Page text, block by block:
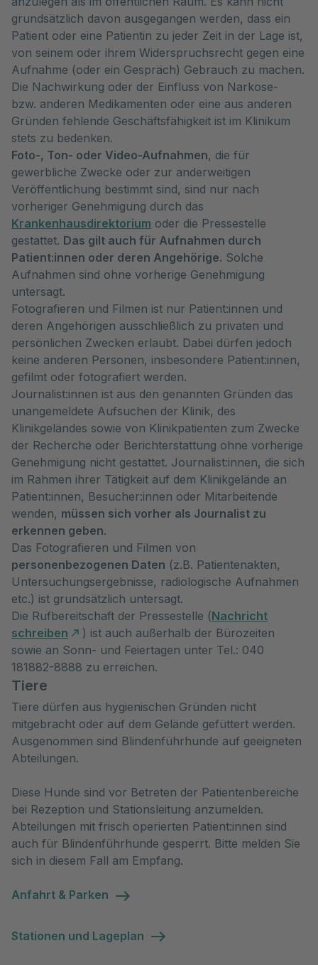
grundsätzlich davon ausgegangen werden, dass ein
Patient oder eine Patientin zu jeder Zeit in der Lage ist,
von seinem oder ihrem Widerspruchsrecht gegen eine
Aufnahme (oder ein Gespräch) Gebrauch zu machen.
Die Nachwirkung oder der Einfluss von Narkose-
bzw. anderen Medikamenten oder eine aus anderen
Gründen fehlende Geschäftsfähigkeit ist im Klinikum
stets zu bedenken.
Foto-, Ton- oder Video-Aufnahmen, die für
gewerbliche Zwecke oder zur anderweitigen
Veröffentlichung bestimmt sind, sind nur nach
vorheriger Genehmigung durch das
Krankenhausdirektorium oder die Pressestelle
gestattet. Das gilt auch für Aufnahmen durch
Patient:innen oder deren Angehörige. Solche
Aufnahmen sind ohne vorherige Genehmigung
untersagt.
Fotografieren und Filmen ist nur Patient:innen und
deren Angehörigen ausschließlich zu privaten und
persönlichen Zwecken erlaubt. Dabei dürfen jedoch
keine anderen Personen, insbesondere Patient:innen,
gefilmt oder fotografiert werden.
Journalist:innen ist aus den genannten Gründen das
unangemeldete Aufsuchen der Klinik, des
Klinikgeländes sowie von Klinikpatienten zum Zwecke
der Recherche oder Berichterstattung ohne vorherige
Genehmigung nicht gestattet. Journalist:innen, die sich
im Rahmen ihrer Tätigkeit auf dem Klinikgelände an
Patient:innen, Besucher:innen oder Mitarbeitende
wenden, müssen sich vorher als Journalist zu
erkennen geben.
Das Fotografieren und Filmen von
personenbezogenen Daten (z.B. Patientenakten,
Untersuchungsergebnisse, radiologische Aufnahmen
etc.) ist grundsätzlich untersagt.
Die Rufbereitschaft der Pressestelle (Nachricht
schreiben
) ist auch außerhalb der Bürozeiten
sowie an Sonn- und Feiertagen unter Tel.: 040
181882-8888 zu erreichen.
Tiere
Tiere dürfen aus hygienischen Gründen nicht
mitgebracht oder auf dem Gelände gefüttert werden.
Ausgenommen sind Blindenführhunde auf geeigneten
Abteilungen.
Diese Hunde sind vor Betreten der Patientenbereiche
bei Rezeption und Stationsleitung anzumelden.
Abteilungen mit frisch operierten Patient:innen sind
auch für Blindenführhunde gesperrt. Bitte melden Sie
sich in diesem Fall am Empfang.
Anfahrt & Parken
Stationen und Lageplan